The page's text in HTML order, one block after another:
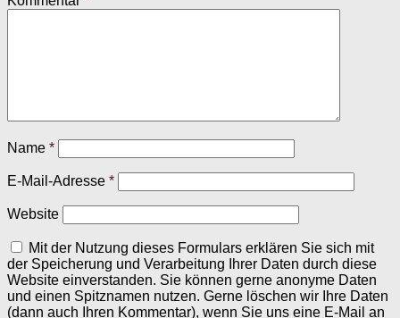
Name *
E-Mail-Adresse *
Website
Mit der Nutzung dieses Formulars erklären Sie sich mit
der Speicherung und Verarbeitung Ihrer Daten durch diese
Website einverstanden. Sie können gerne anonyme Daten
und einen Spitznamen nutzen. Gerne löschen wir Ihre Daten
(dann auch Ihren Kommentar), wenn Sie uns eine E-Mail an